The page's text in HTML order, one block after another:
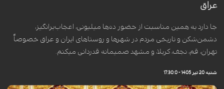
عراق
جا دارد به همین مناسبت از حضور ده‌ها میلیونی، اعجاب‌برانگیز،
دشمن‌شکن و تاریخی مردم در شهرها و روستاهای ایران و عراق خصوصاً
تهران، قم، نجف، کربلا، و مشهد صمیمانه قدردانی میکنم.
شنبه 20 تیر 1405 - 17:30:0